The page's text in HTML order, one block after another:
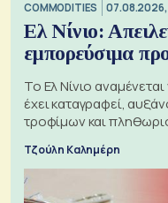
COMMODITIES 07.08.2026,
Ελ Νίνιο:
εμπορεύσιμα
Το Ελ Νίνιο
έχει καταγραφεί,
τροφίμων και
Τζούλη Καλημέρη